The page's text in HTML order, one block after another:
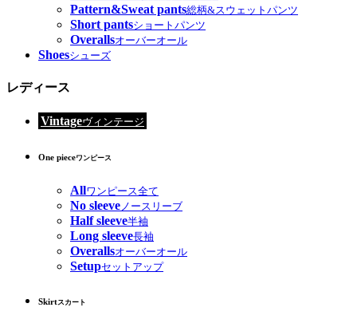
Pattern&Sweat pants総柄&スウェットパンツ
Short pantsショートパンツ
Overallsオーバーオール
Shoesシューズ
レディース
Vintageヴィンテージ
One pieceワンピース
Allワンピース全て
No sleeve ノースリーブ
Half sleeve半袖
Long sleeve長袖
Overallsオーバーオール
Setupセットアップ
Skirtスカート